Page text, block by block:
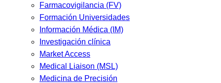
Farmacovigilancia (FV)
Formación Universidades
Información Médica (IM)
Investigación clínica
Market Access
Medical Liaison (MSL)
Medicina de Precisión